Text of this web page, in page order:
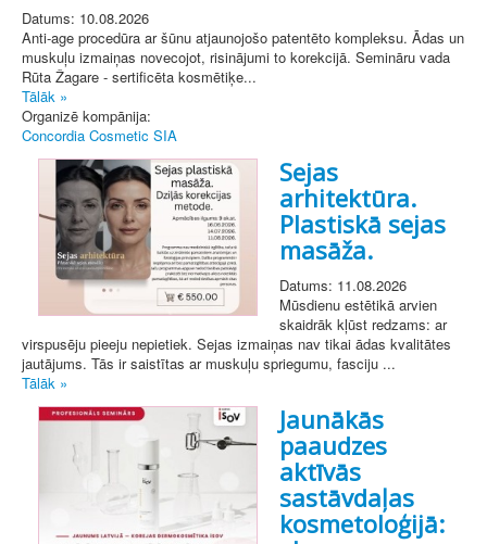
Datums: 10.08.2026
Anti-age procedūra ar šūnu atjaunojošo patentēto kompleksu. Ādas un
muskuļu izmaiņas novecojot, risinājumi to korekcijā. Semināru vada
Rūta Žagare - sertificēta kosmētiķe...
Tālāk »
Organizē kompānija:
Concordia Cosmetic SIA
Sejas
arhitektūra.
Plastiskā sejas
masāža.
Datums: 11.08.2026
Mūsdienu estētikā arvien
skaidrāk kļūst redzams: ar
virspusēju pieeju nepietiek. Sejas izmaiņas nav tikai ādas kvalitātes
jautājums. Tās ir saistītas ar muskuļu spriegumu, fasciju ...
Tālāk »
Jaunākās
paaudzes
aktīvās
sastāvdaļas
kosmetoloģijā: